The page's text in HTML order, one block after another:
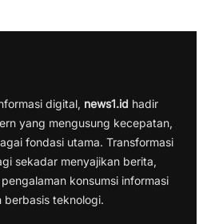
digital, news1.id hadir
yang mengusung kecepatan,
fondasi utama. Transformasi
sekadar menyajikan berita,
konsumsi informasi
teknologi.